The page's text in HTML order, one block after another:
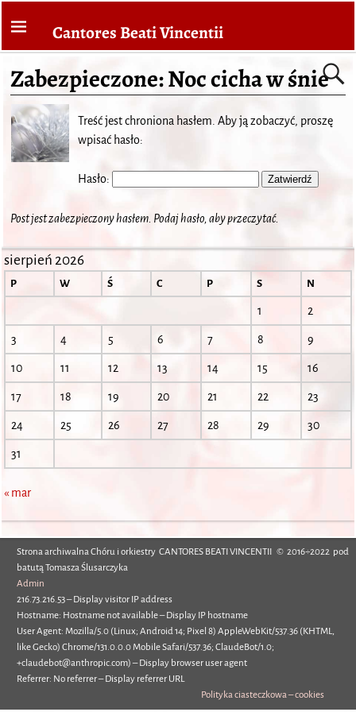
Cantores Beati Vincentii
Zabezpieczone: Noc cicha w śnie
Treść jest chroniona hasłem. Aby ją zobaczyć, proszę
wpisać hasło:
Hasło:
Post jest zabezpieczony hasłem. Podaj hasło, aby przeczytać.
sierpień 2026
P W Ś C P S N
1 2
3 4 5 6 7 8 9
10 11 12 13 14 15 16
17 18 19 20 21 22 23
24 25 26 27 28 29 30
31
« mar
Strona archiwalna Chóru i orkiestry CANTORES BEATI VINCENTII © 2016÷2022 pod
batutą Tomasza Ślusarczyka
Admin
216.73.216.53 – Display visitor IP address
Hostname: Hostname not available – Display IP hostname
User Agent: Mozilla/5.0 (Linux; Android 14; Pixel 8) AppleWebKit/537.36 (KHTML,
like Gecko) Chrome/131.0.0.0 Mobile Safari/537.36; ClaudeBot/1.0;
+claudebot@anthropic.com) – Display browser user agent
Referrer: No referrer – Display referrer URL
Polityka ciasteczkowa – cookies